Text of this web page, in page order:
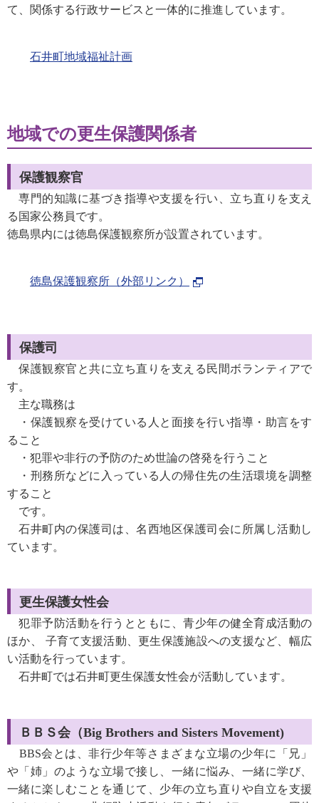
て、関係する行政サービスと一体的に推進しています。
石井町地域福祉計画
地域での更生保護関係者
保護観察官
専門的知識に基づき指導や支援を行い、立ち直りを支え
る国家公務員です。
徳島県内には徳島保護観察所が設置されています。
徳島保護観察所（外部リンク）
保護司
保護観察官と共に立ち直りを支える民間ボランティアで
す。
主な職務は
・保護観察を受けている人と面接を行い指導・助言をす
ること
・犯罪や非行の予防のため世論の啓発を行うこと
・刑務所などに入っている人の帰住先の生活環境を調整
すること
です。
石井町内の保護司は、名西地区保護司会に所属し活動し
ています。
更生保護女性会
犯罪予防活動を行うとともに、青少年の健全育成活動の
ほか、 子育て支援活動、更生保護施設への支援など、幅広
い活動を行っています。
石井町では石井町更生保護女性会が活動しています。
ＢＢＳ会（Big Brothers and Sisters Movement)
BBS会とは、非行少年等さまざまな立場の少年に「兄」
や「姉」のような立場で接し、一緒に悩み、一緒に学び、
一緒に楽しむことを通じて、少年の立ち直りや自立を支援